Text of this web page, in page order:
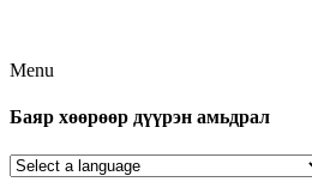
Menu
Баяр хөөрөөр дүүрэн амьдрал